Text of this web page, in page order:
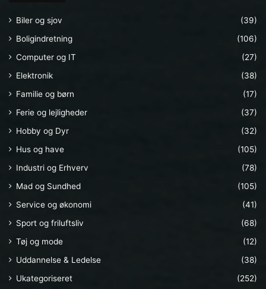
Biler og sjov
(39)
Boligindretning
(106)
Computer og IT
(27)
Elektronik
(38)
Familie og børn
(17)
Ferie og lejligheder
(37)
Hobby og Dyr
(32)
Hus og have
(105)
Industri og Erhverv
(78)
Mad og Sundhed
(105)
Service og økonomi
(41)
Sport og friluftsliv
(68)
Tøj og mode
(12)
Uddannelse & Ledelse
(38)
Ukategoriseret
(252)